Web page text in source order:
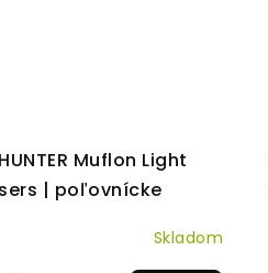
Muflon Light
| poľovnícke
Skladom